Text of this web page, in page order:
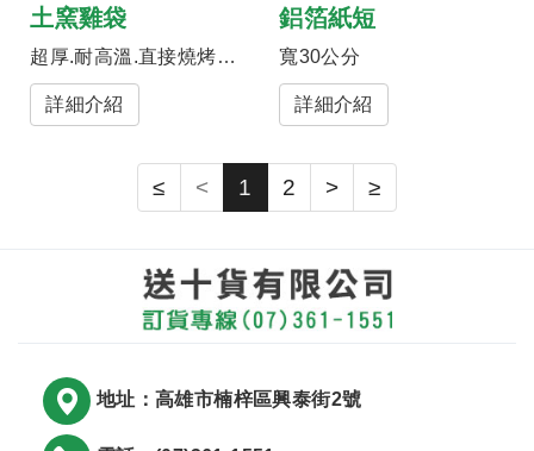
土窯雞袋
超厚.耐高溫.直接燒烤不破裂
詳細介紹
鋁箔紙短
寬30公分
詳細介紹
≤ < 1 2 > ≥
地址：高雄市楠梓區興泰街2號